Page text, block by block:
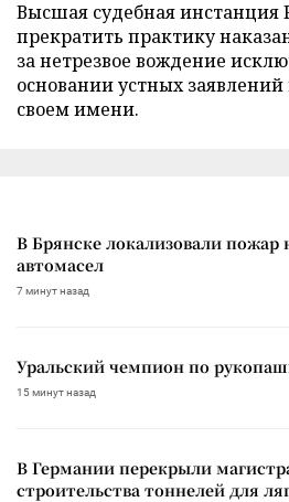
Высшая судебная инстанция
прекратить практику
за нетрезвое вождение
основании устных
своем имени.
В Брянске локализовали пожар
автомасел
7 минут назад
Уральский чемпион по
15 минут назад
В Германии перекрыли
строительства тоннелей для